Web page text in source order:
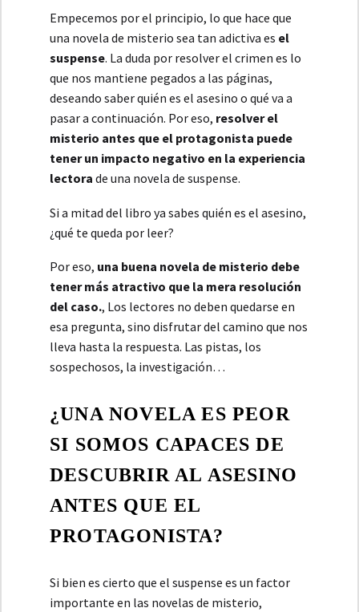
Empecemos por el principio, lo que hace que
una novela de misterio sea tan adictiva es el
suspense. La duda por resolver el crimen es lo
que nos mantiene pegados a las páginas,
deseando saber quién es el asesino o qué va a
pasar a continuación. Por eso, resolver el
misterio antes que el protagonista puede
tener un impacto negativo en la experiencia
lectora de una novela de suspense.
Si a mitad del libro ya sabes quién es el asesino,
¿qué te queda por leer?
Por eso, una buena novela de misterio debe
tener más atractivo que la mera resolución
del caso., Los lectores no deben quedarse en
esa pregunta, sino disfrutar del camino que nos
lleva hasta la respuesta. Las pistas, los
sospechosos, la investigación…
¿UNA NOVELA ES PEOR
SI SOMOS CAPACES DE
DESCUBRIR AL ASESINO
ANTES QUE EL
PROTAGONISTA?
Si bien es cierto que el suspense es un factor
importante en las novelas de misterio,